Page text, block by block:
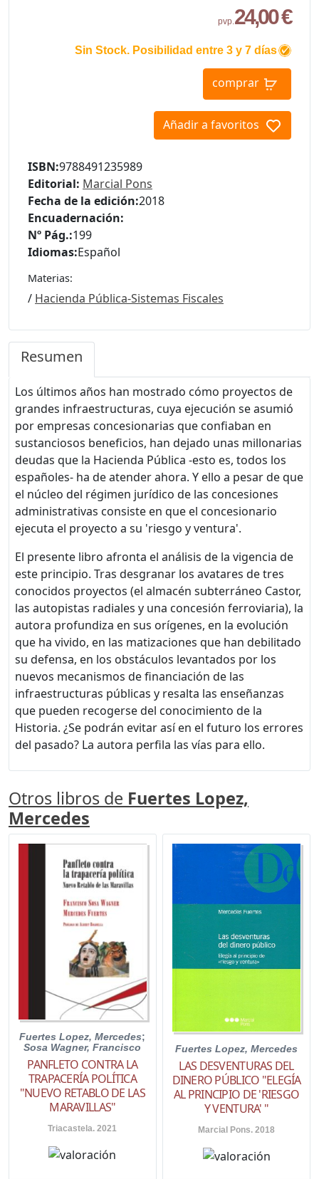
pvp.24,00 €
Sin Stock. Posibilidad entre 3 y 7 días
comprar
Añadir a favoritos
ISBN:9788491235989
Editorial: Marcial Pons
Fecha de la edición:2018
Encuadernación:
Nº Pág.:199
Idiomas:Español
Materias:
/ Hacienda Pública-Sistemas Fiscales
Resumen
Los últimos años han mostrado cómo proyectos de
grandes infraestructuras, cuya ejecución se asumió
por empresas concesionarias que confiaban en
sustanciosos beneficios, han dejado unas millonarias
deudas que la Hacienda Pública -esto es, todos los
españoles- ha de atender ahora. Y ello a pesar de que
el núcleo del régimen jurídico de las concesiones
administrativas consiste en que el concesionario
ejecuta el proyecto a su 'riesgo y ventura'.
El presente libro afronta el análisis de la vigencia de
este principio. Tras desgranar los avatares de tres
conocidos proyectos (el almacén subterráneo Castor,
las autopistas radiales y una concesión ferroviaria), la
autora profundiza en sus orígenes, en la evolución
que ha vivido, en las matizaciones que han debilitado
su defensa, en los obstáculos levantados por los
nuevos mecanismos de financiación de las
infraestructuras públicas y resalta las enseñanzas
que pueden recogerse del conocimiento de la
Historia. ¿Se podrán evitar así en el futuro los errores
del pasado? La autora perfila las vías para ello.
Otros libros de Fuertes Lopez,
Mercedes
Fuertes Lopez, Mercedes;
Sosa Wagner, Francisco
PANFLETO CONTRA LA
TRAPACERÍA POLÍTICA
"NUEVO RETABLO DE LAS
MARAVILLAS"
Triacastela. 2021
Fuertes Lopez, Mercedes
LAS DESVENTURAS DEL
DINERO PÚBLICO "ELEGÍA
AL PRINCIPIO DE 'RIESGO
Y VENTURA' "
Marcial Pons. 2018